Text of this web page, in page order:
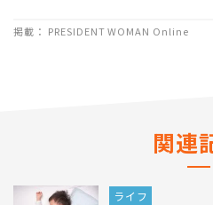
掲載： PRESIDENT WOMAN Online
関連
ライフ